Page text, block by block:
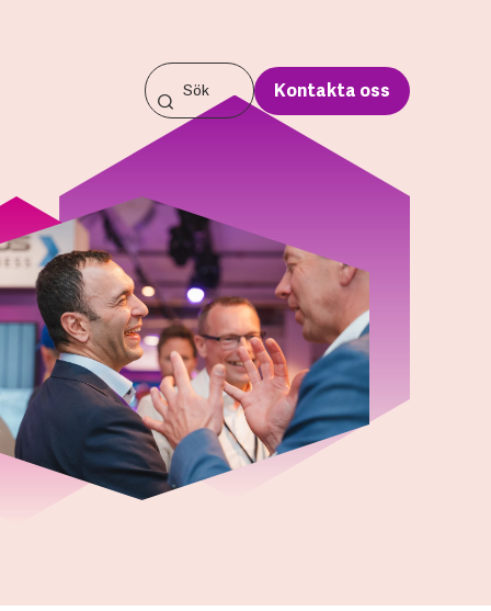
Kontakta oss